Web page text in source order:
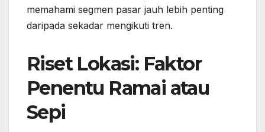
memahami segmen pasar jauh lebih penting
daripada sekadar mengikuti tren.
Riset Lokasi: Faktor
Penentu Ramai atau
Sepi